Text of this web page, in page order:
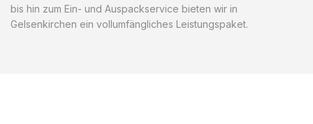
bis hin zum Ein- und Auspackservice bieten wir in
Gelsenkirchen ein vollumfängliches Leistungspaket.